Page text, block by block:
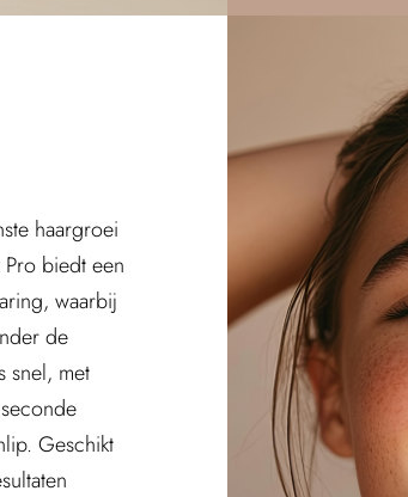
haargroei
biedt een
waarbij
de
snel, met
Geschikt